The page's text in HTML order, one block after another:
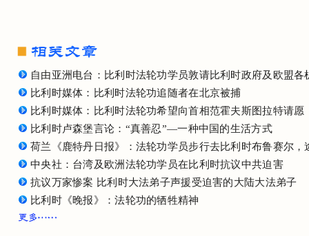
自由亚洲电台：比利时法轮功学员敦请比利时政府及欧盟
比利时媒体：比利时法轮功追随者在北京被捕
比利时媒体：比利时法轮功希望向首相范霍夫斯图拉特请愿
比利时卢森堡言论：“真善忍”—一种中国的生活方式
荷兰《鹿特丹日报》：法轮功学员步行去比利时布鲁赛尔，
中央社：台湾及欧洲法轮功学员在比利时抗议中共迫害
抗议万家惨案 比利时大法弟子声援受迫害的大陆大法弟子
比利时《晚报》：法轮功的牺牲精神